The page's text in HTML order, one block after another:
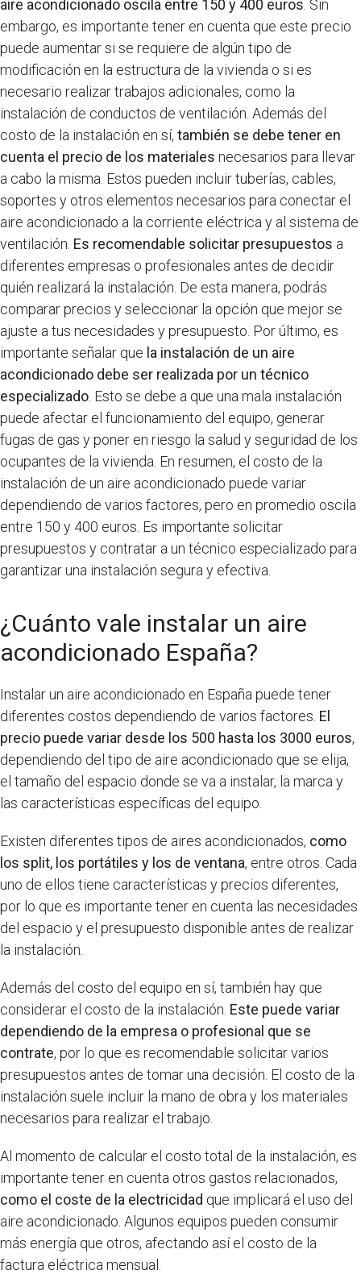
aire acondicionado oscila entre 150 y 400 euros . Sin
embargo, es importante tener en cuenta que este precio
puede aumentar si se requiere de algún tipo de
modificación en la estructura de la vivienda o si es
necesario realizar trabajos adicionales, como la
instalación de conductos de ventilación. Además del
costo de la instalación en sí, también se debe tener en
cuenta el precio de los materiales necesarios para llevar
a cabo la misma. Estos pueden incluir tuberías, cables,
soportes y otros elementos necesarios para conectar el
aire acondicionado a la corriente eléctrica y al sistema de
ventilación. Es recomendable solicitar presupuestos a
diferentes empresas o profesionales antes de decidir
quién realizará la instalación. De esta manera, podrás
comparar precios y seleccionar la opción que mejor se
ajuste a tus necesidades y presupuesto. Por último, es
importante señalar que la instalación de un aire
acondicionado debe ser realizada por un técnico
especializado . Esto se debe a que una mala instalación
puede afectar el funcionamiento del equipo, generar
fugas de gas y poner en riesgo la salud y seguridad de los
ocupantes de la vivienda. En resumen, el costo de la
instalación de un aire acondicionado puede variar
dependiendo de varios factores, pero en promedio oscila
entre 150 y 400 euros. Es importante solicitar
presupuestos y contratar a un técnico especializado para
garantizar una instalación segura y efectiva.
¿Cuánto vale instalar un aire
acondicionado España?
Instalar un aire acondicionado en España puede tener
diferentes costos dependiendo de varios factores. El
precio puede variar desde los 500 hasta los 3000 euros,
dependiendo del tipo de aire acondicionado que se elija,
el tamaño del espacio donde se va a instalar, la marca y
las características específicas del equipo.
Existen diferentes tipos de aires acondicionados, como
los split, los portátiles y los de ventana, entre otros. Cada
uno de ellos tiene características y precios diferentes,
por lo que es importante tener en cuenta las necesidades
del espacio y el presupuesto disponible antes de realizar
la instalación.
Además del costo del equipo en sí, también hay que
considerar el costo de la instalación. Este puede variar
dependiendo de la empresa o profesional que se
contrate, por lo que es recomendable solicitar varios
presupuestos antes de tomar una decisión. El costo de la
instalación suele incluir la mano de obra y los materiales
necesarios para realizar el trabajo.
Al momento de calcular el costo total de la instalación, es
importante tener en cuenta otros gastos relacionados,
como el coste de la electricidad que implicará el uso del
aire acondicionado. Algunos equipos pueden consumir
más energía que otros, afectando así el costo de la
factura eléctrica mensual.